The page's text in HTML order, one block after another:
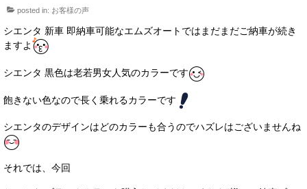
エムズオートとは
サービス・保証
買取のご案内
店舗情報
店舗情報
posted in: お客様の声
シエンタ 新車 即納車可能なエムズオートではまだまだご納車が続き
ますよ
シエンタ 黒色は老若男女人気のカラーです
飽きない色なので長く乗れるカラーです
シエンタのデザインはどのカラーも合うのでハズレはございませんね
それでは、今回